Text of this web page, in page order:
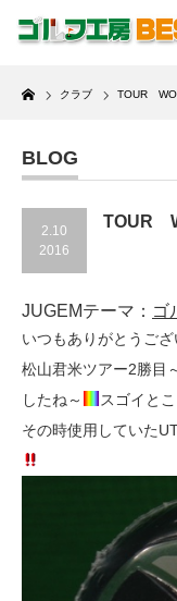
Home
クラブ TOUR
BLOG
2.10
2016
TOUR
JUGEMテーマ： ゴ
いつもありがとうござ
松山君米ツアー2勝目
したね～
スゴイと
その時使用していた